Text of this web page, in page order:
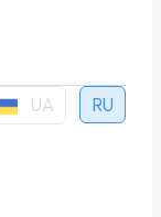
UA RU